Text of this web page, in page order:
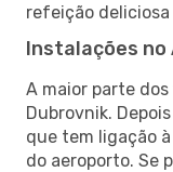
refeição
Instalações no
A maior parte
Dubrovnik.
que tem ligação
do aeroporto. Se